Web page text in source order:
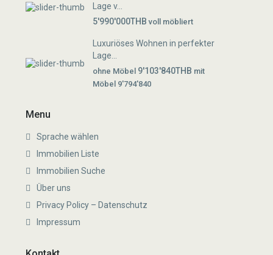
Lage v...
5'990'000THBvoll möbliert
Luxuriöses Wohnen in perfekter
Lage...
ohne Möbel 9'103'840THB mit
Möbel 9'794'840
Menu
Sprache wählen
Immobilien Liste
Immobilien Suche
Über uns
Privacy Policy – Datenschutz
Impressum